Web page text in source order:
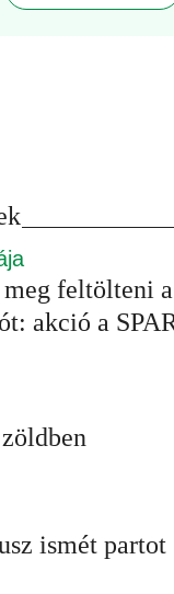
feltölteni a
akció a
ismét partot